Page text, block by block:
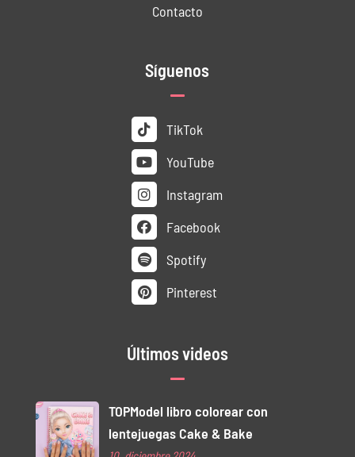
Contacto
Síguenos
TikTok
YouTube
Instagram
Facebook
Spotify
Pinterest
Últimos videos
TOPModel libro colorear con
lentejuegas Cake & Bake